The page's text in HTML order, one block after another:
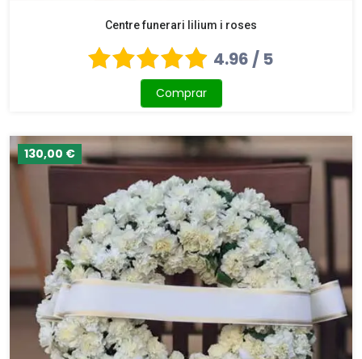
Centre funerari lilium i roses
4.96 / 5
Comprar
130,00 €